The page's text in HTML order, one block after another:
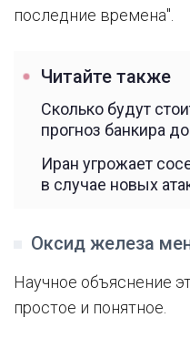
последние времена".
Читайте также
Сколько будут
прогноз банкира до
Иран угрожает
в случае новых
Оксид железа
Научное объяснение
простое и понятное.